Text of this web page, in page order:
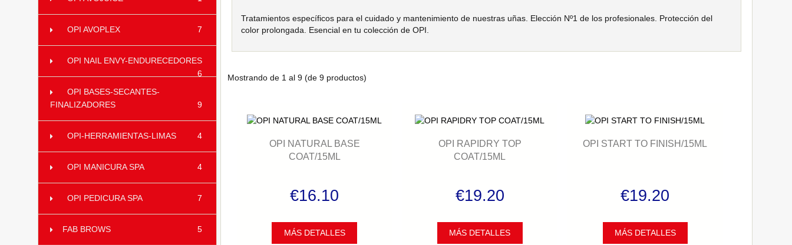
OPI AVOPLEX 7
OPI NAIL ENVY-ENDURECEDORES
6
OPI BASES-SECANTES-
FINALIZADORES
9
OPI-HERRAMIENTAS-LIMAS 4
OPI MANICURA SPA 4
OPI PEDICURA SPA 7
FAB BROWS 5
Tratamientos específicos para el cuidado y mantenimiento de nuestras uñas. Elección Nº1 de los profesionales. Protección del
color prolongada. Esencial en tu colección de OPI.
Mostrando de 1al 9(de 9productos)
OPI NATURAL BASE
COAT/15ML
€16.10
MÁS DETALLES
OPI RAPIDRY TOP
COAT/15ML
€19.20
MÁS DETALLES
OPI START TO FINISH/15ML
€19.20
MÁS DETALLES